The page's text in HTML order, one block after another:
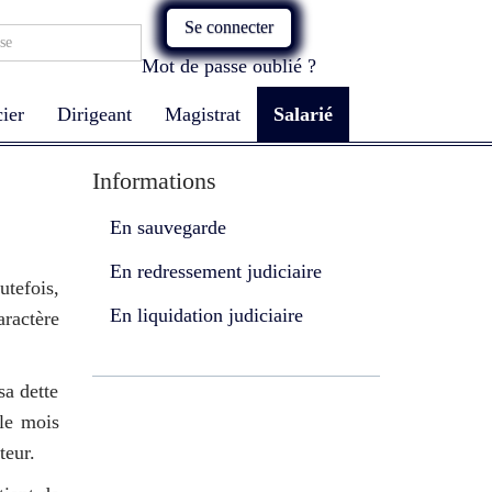
Se connecter
Mot de passe oublié ?
Dirigeant Magistrat Salarié
Informations
En sauvegarde
En redressement judiciaire
En liquidation judiciaire
dette
mois